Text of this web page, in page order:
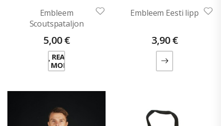
Embleem
Scoutspataljon
5,00€
READ
MORE
Embleem Eesti lipp
3,90€